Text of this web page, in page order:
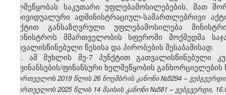
ხელშეწყობას საკუთარი უფლებამოსილებების, მათ
ინდივიდუალური ადმინისტრაციულ-სამართლებრივი
პუნქტით განსაზღვრული უფლებამოსილება
სამინისტროს მმართველობის სფეროში მოქმედმა
გათვალისწინებული წესისა და პირობების შესაბამისად.
8. ამ მუხლის მე-7 პუნქტით გათვალისწინებული
დაფინანსების/ფინანსური ხელშეწყობის
საქართველოს 2019 წლის 26 ნოემბრის კანონი №5294 –
საქართველოს 2025 წლის 14 მაისის კანონი №581 – ვებგვერდი,